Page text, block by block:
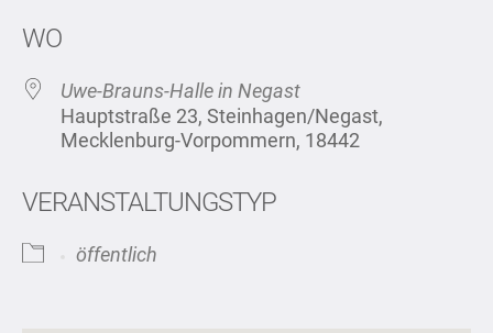
WO
Uwe-Brauns-Halle in Negast
Hauptstraße 23, Steinhagen/Negast,
Mecklenburg-Vorpommern, 18442
VERANSTALTUNGSTYP
öffentlich